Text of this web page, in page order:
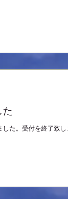
た。受付を終了致